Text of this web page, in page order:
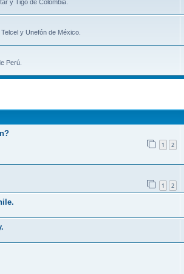
y Tigo de Colombia.
y Unefón de México.
Perú.
1 2
1 2